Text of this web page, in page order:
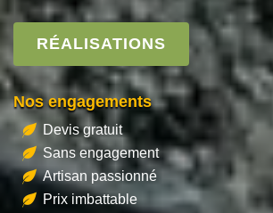
RÉALISATIONS
Nos engagements
Devis gratuit
Sans engagement
Artisan passionné
Prix imbattable